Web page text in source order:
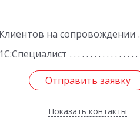
Клиентов на сопровождении
1С:Специалист
Отправить заявку
Показать контакты
Отправить заявку
Назад